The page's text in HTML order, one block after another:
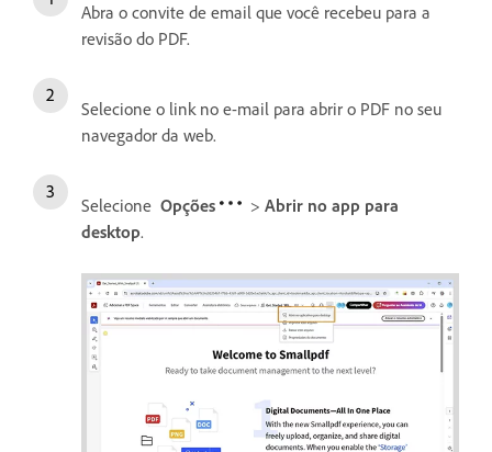
Abra o convite de email que você recebeu para a
revisão do PDF.
Selecione o link no e-mail para abrir o PDF no seu
navegador da web.
Selecione Opções > Abrir no app para
desktop.